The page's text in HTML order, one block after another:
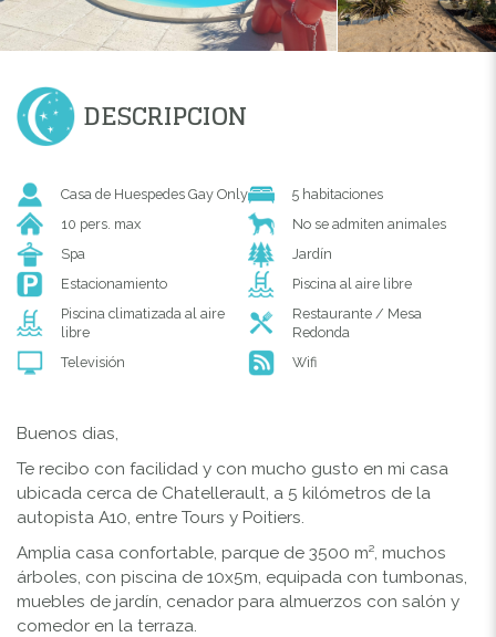
DESCRIPCION
Casa de Huespedes Gay Only
5 habitaciones
10 pers. max
No se admiten animales
Spa
Jardín
Estacionamiento
Piscina al aire libre
Piscina climatizada al aire
libre
Restaurante / Mesa
Redonda
Televisión
Wifi
Buenos dias,
Te recibo con facilidad y con mucho gusto en mi casa
ubicada cerca de Chatellerault, a 5 kilómetros de la
autopista A10, entre Tours y Poitiers.
Amplia casa confortable, parque de 3500 m², muchos
árboles, con piscina de 10x5m, equipada con tumbonas,
muebles de jardín, cenador para almuerzos con salón y
comedor en la terraza.